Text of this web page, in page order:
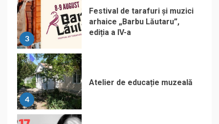
3
Festival de tarafuri și muzici
arhaice „Barbu Lăutaru”,
ediția a IV-a
4
Atelier de educație muzeală